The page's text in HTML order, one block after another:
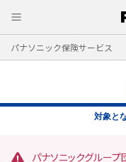
パナソニック保険サービス
対象と
パナソニックグルー